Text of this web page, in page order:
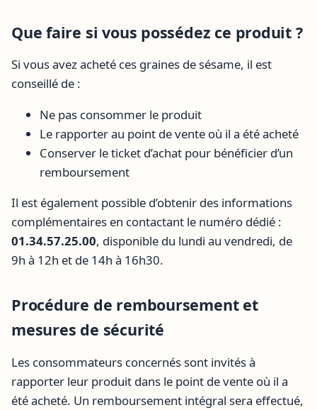
Que faire si vous possédez ce produit ?
Si vous avez acheté ces graines de sésame, il est
conseillé de :
Ne pas consommer le produit
Le rapporter au point de vente où il a été acheté
Conserver le ticket d’achat pour bénéficier d’un
remboursement
Il est également possible d’obtenir des informations
complémentaires en contactant le numéro dédié :
01.34.57.25.00, disponible du lundi au vendredi, de
9h à 12h et de 14h à 16h30.
Procédure de remboursement et
mesures de sécurité
Les consommateurs concernés sont invités à
rapporter leur produit dans le point de vente où il a
été acheté. Un remboursement intégral sera effectué,